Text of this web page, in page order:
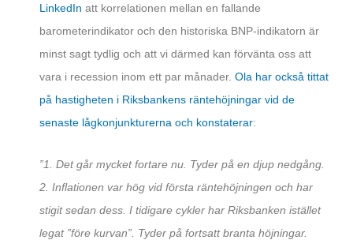
LinkedIn att korrelationen mellan en fallande
barometerindikator och den historiska BNP-indikatorn är
minst sagt tydlig och att vi därmed kan förvänta oss att
vara i recession inom ett par månader. Ola har också tittat
på hastigheten i Riksbankens räntehöjningar vid de
senaste lågkonjunkturerna och konstaterar:
”1. Det går mycket fortare nu. Tyder på en djup nedgång.
2. Inflationen var hög vid första räntehöjningen och har
stigit sedan dess. I tidigare cykler har Riksbanken istället
legat ”före kurvan”. Tyder på fortsatt branta höjningar.